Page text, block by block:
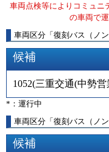
車両点検等によりコミュニ
の車両で
車両区分 「 復刻バス（ノ
候補
1052(三重交通(中勢営
*：運行中
車両区分「復刻バス（ノ
候補